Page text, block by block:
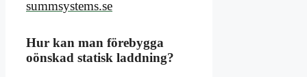
summsystems.se
Hur kan man förebygga
oönskad statisk laddning?